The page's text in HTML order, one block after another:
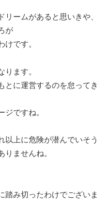
リームがあると思いきや、
が
けです。
ります。
とに運営するのを怠ってき
ジですね。
以上に危険が潜んでいそう
りませんね。
踏み切ったわけでございま